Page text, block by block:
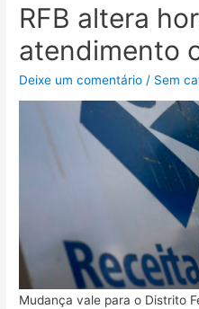
RFB altera
atendimento
Deixe um comentário / Sem
Mudança vale para o Distrito